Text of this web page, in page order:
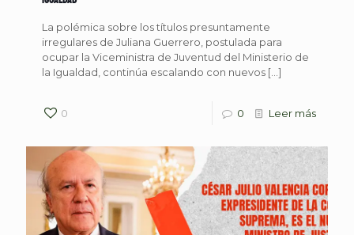
La polémica sobre los títulos presuntamente
irregulares de Juliana Guerrero, postulada para
ocupar la Vice­ministra de Juventud del Ministerio de
la Igualdad, continúa escalando con nuevos […]
0 0 Leer más